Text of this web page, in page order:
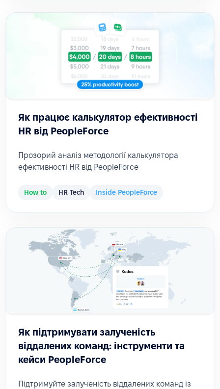
Як працює калькулятор ефективності
HR від PeopleForce
Прозорий аналіз методології калькулятора
ефективності HR від PeopleForce
How to HR Tech Inside PeopleForce
Як підтримувати залученість
віддалених команд: інструменти та
кейси PeopleForce
Підтримуйте залученість віддалених команд із